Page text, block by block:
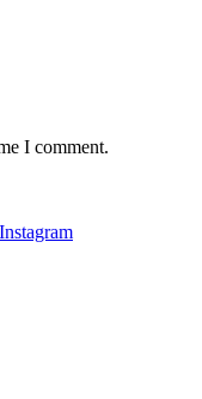
I comment.